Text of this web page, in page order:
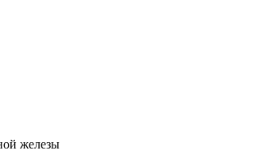
железы